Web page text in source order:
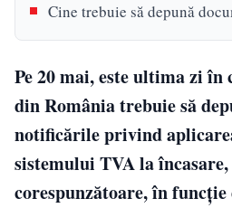
Cine trebuie să depună
Pe 20 mai, este ultima zi
din România trebuie să
notificările privind
sistemului TVA la
corespunzătoare, în funcție